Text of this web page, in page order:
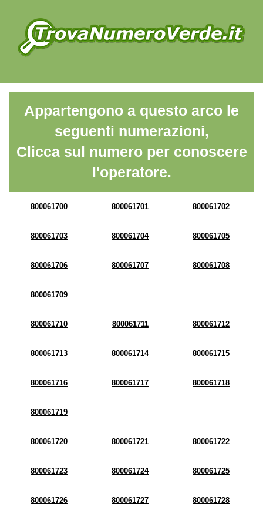
Appartengono a questo arco le
seguenti numerazioni,
Clicca sul numero per conoscere
l'operatore.
800061700 800061701 800061702
800061703 800061704 800061705
800061706 800061707 800061708
800061709
800061710 800061711 800061712
800061713 800061714 800061715
800061716 800061717 800061718
800061719
800061720 800061721 800061722
800061723 800061724 800061725
800061726 800061727 800061728